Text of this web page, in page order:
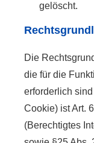
gelöscht.
Die
die für die
erforderlich
Cookie) ist Art.
(Berechtigtes